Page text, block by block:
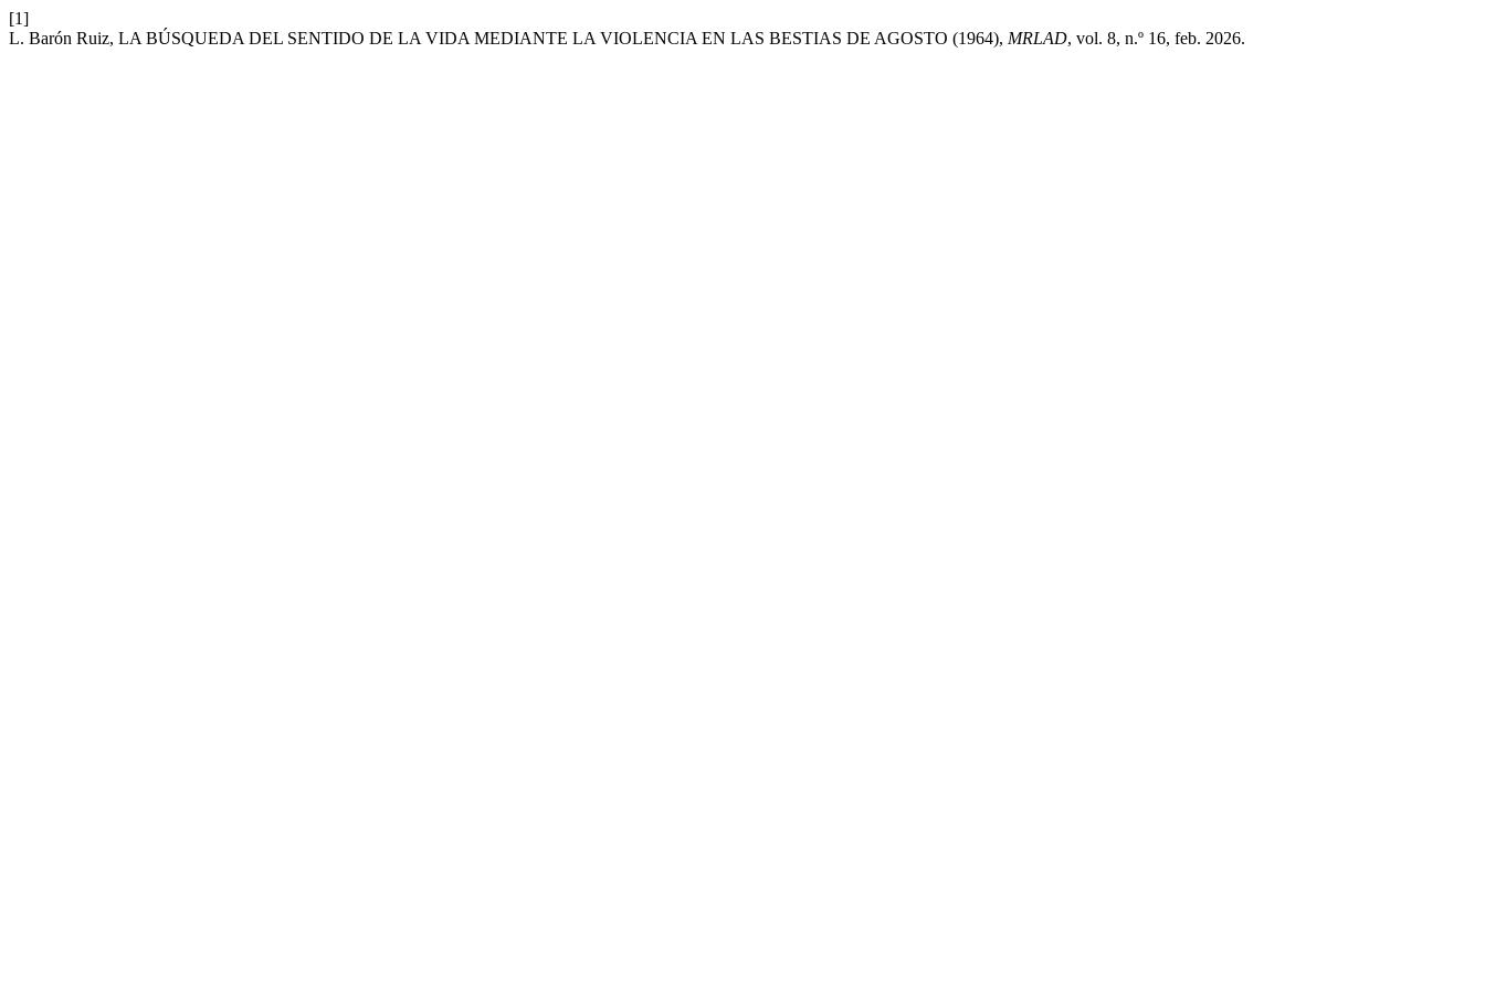
[1]
L. Barón Ruiz, LA BÚSQUEDA DEL SENTIDO DE LA VIDA MEDIANTE LA VIOLENCIA EN LAS BESTIAS DE AGOSTO (1964), MRLAD, vol. 8, n.º 16, feb. 2026.